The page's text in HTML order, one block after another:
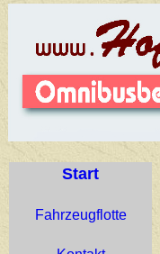
Start
Fahrzeugflotte